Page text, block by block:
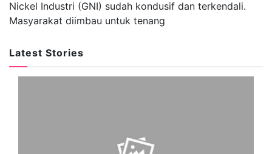
Nickel Industri (GNI) sudah kondusif dan terkendali.
Masyarakat diimbau untuk tenang
Latest Stories